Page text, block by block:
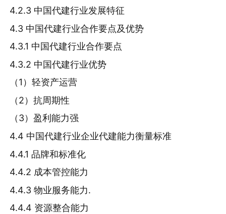
4.2.3 中国代建行业发展特征
4.3 中国代建行业合作要点及优势
4.3.1 中国代建行业合作要点
4.3.2 中国代建行业优势
（1）轻资产运营
（2）抗周期性
（3）盈利能力强
4.4 中国代建行业企业代建能力衡量标准
4.4.1 品牌和标准化
4.4.2 成本管控能力
4.4.3 物业服务能力.
4.4.4 资源整合能力